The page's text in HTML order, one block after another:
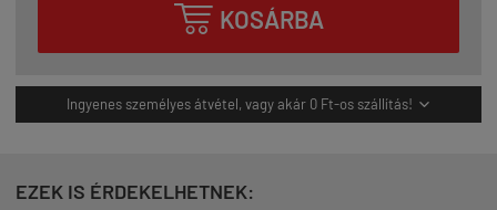
 KOSÁRBA
Ingyenes személyes átvétel, vagy akár 0 Ft-os szállítás! 
EZEK IS ÉRDEKELHETNEK: